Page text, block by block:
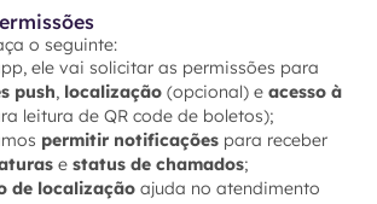
o seguinte:
ele vai solicitar as permissões para
push, localização (opcional) eacesso à
leitura de QR code de boletos);
permitir notificações para receber
estatus de chamados;
de localização ajuda no atendimento